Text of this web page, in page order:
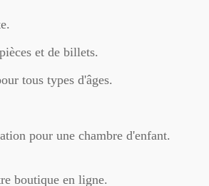
et de billets.
tous types d'âges.
pour une chambre d'enfant.
boutique en ligne.